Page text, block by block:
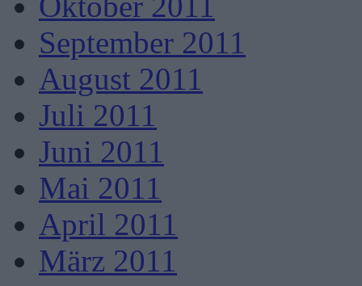
September 2011
August 2011
Juli 2011
Juni 2011
Mai 2011
April 2011
März 2011